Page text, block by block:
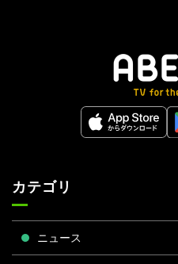
カテゴリ
ニュース